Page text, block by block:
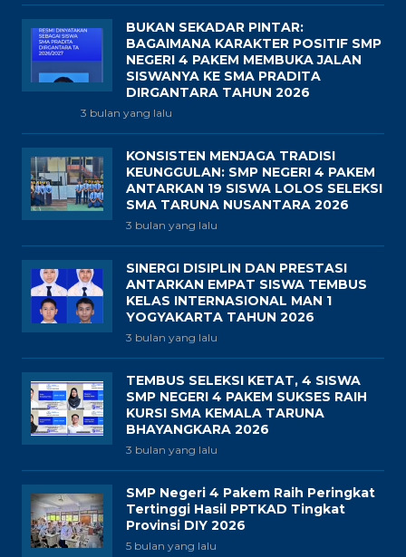
BUKAN SEKADAR PINTAR:
BAGAIMANA KARAKTER POSITIF SMP
NEGERI 4 PAKEM MEMBUKA JALAN
SISWANYA KE SMA PRADITA
DIRGANTARA TAHUN 2026
3 bulan yang lalu
KONSISTEN MENJAGA TRADISI
KEUNGGULAN: SMP NEGERI 4 PAKEM
ANTARKAN 19 SISWA LOLOS SELEKSI
SMA TARUNA NUSANTARA 2026
3 bulan yang lalu
SINERGI DISIPLIN DAN PRESTASI
ANTARKAN EMPAT SISWA TEMBUS
KELAS INTERNASIONAL MAN 1
YOGYAKARTA TAHUN 2026
3 bulan yang lalu
TEMBUS SELEKSI KETAT, 4 SISWA
SMP NEGERI 4 PAKEM SUKSES RAIH
KURSI SMA KEMALA TARUNA
BHAYANGKARA 2026
3 bulan yang lalu
SMP Negeri 4 Pakem Raih Peringkat
Tertinggi Hasil PPTKAD Tingkat
Provinsi DIY 2026
5 bulan yang lalu